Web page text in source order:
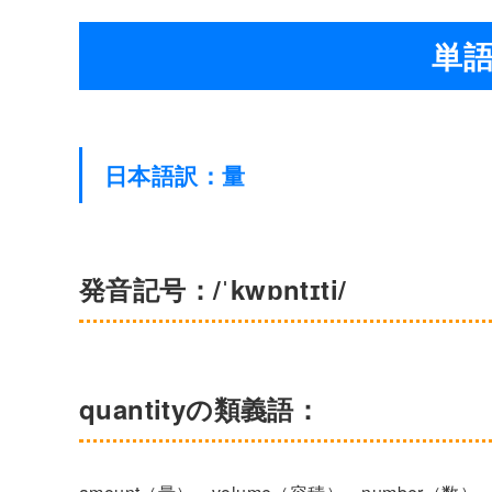
単
日本語訳：量
発音記号：/ˈkwɒntɪti/
quantityの類義語：